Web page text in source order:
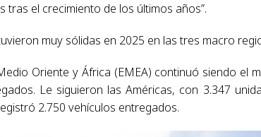
tras el crecimiento de los últimos años”.
muy sólidas en 2025 en las tres macro
Oriente y África (EMEA) continuó siendo el
Le siguieron las Américas, con 3.347
2.750 vehículos entregados.